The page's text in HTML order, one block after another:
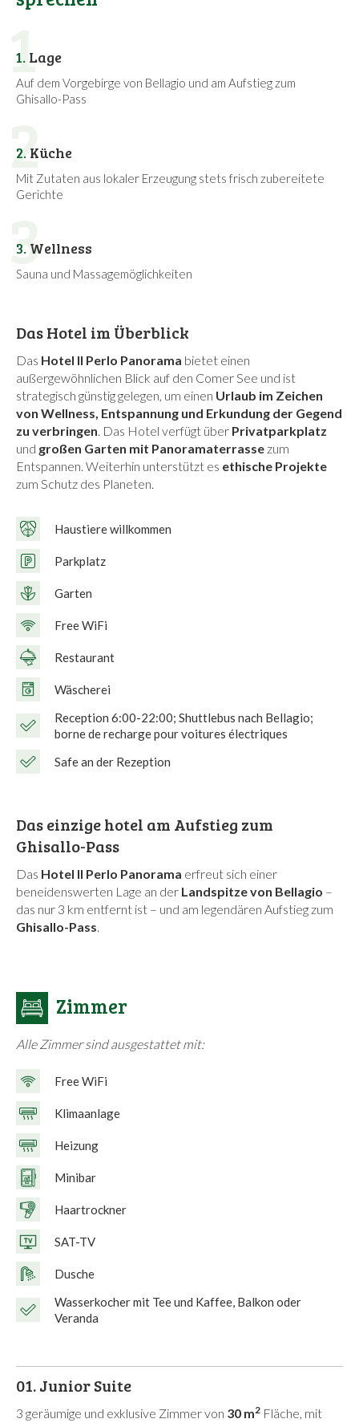
1
1. Lage
Auf dem Vorgebirge von Bellagio und am Aufstieg zum
Ghisallo-Pass
2
2. Küche
Mit Zutaten aus lokaler Erzeugung stets frisch zubereitete
Gerichte
3
3. Wellness
Sauna und Massagemöglichkeiten
Das Hotel im Überblick
Das Hotel Il Perlo Panorama bietet einen
außergewöhnlichen Blick auf den Comer See und ist
strategisch günstig gelegen, um einen Urlaub im Zeichen
von Wellness, Entspannung und Erkundung der Gegend
zu verbringen . Das Hotel verfügt über Privatparkplatz
und großen Garten mit Panoramaterrasse zum
Entspannen. Weiterhin unterstützt es ethische Projekte
zum Schutz des Planeten.
Haustiere willkommen
Parkplatz
Garten
Free WiFi
Restaurant
Wäscherei
Reception 6:00-22:00; Shuttlebus nach Bellagio;
borne de recharge pour voitures électriques
Safe an der Rezeption
Das einzige hotel am Aufstieg zum
Ghisallo-Pass
Das Hotel Il Perlo Panorama erfreut sich einer
beneidenswerten Lage an der Landspitze von Bellagio –
das nur 3 km entfernt ist – und am legendären Aufstieg zum
Ghisallo-Pass
Zimmer
Alle Zimmer sind ausgestattet mit:
Free WiFi
Klimaanlage
Heizung
Minibar
Haartrockner
SAT-TV
Dusche
Wasserkocher mit Tee und Kaffee, Balkon oder
Veranda
01.Junior Suite
3 geräumige und exklusive Zimmer von 30 m2 Fläche, mit